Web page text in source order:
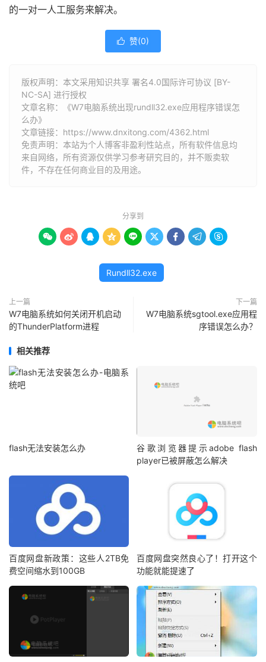
的一对一人工服务来解决。
 赞(0)
版权声明：本文采用知识共享 署名4.0国际许可协议 [BY-
NC-SA] 进行授权
文章名称：《W7电脑系统出现rundll32.exe应用程序错误怎
么办》
文章链接： https://www.dnxitong.com/4362.html
免责声明：本站为个人博客非盈利性站点，所有软件信息均
来自网络，所有资源仅供学习参考研究目的，并不贩卖软
件，不存在任何商业目的及用途。
分享到
        
Rundll32.exe
上一篇
W7电脑系统如何关闭开机启动
的ThunderPlatform进程
下一篇
W7电脑系统sgtool.exe应用程
序错误怎么办？
相关推荐
flash无法安装怎么办
谷歌浏览器提示adobe flash
player已被屏蔽怎么解决
百度网盘新政策：这些人2TB免
费空间缩水到100GB
百度网盘突然良心了！打开这个
功能就能提速了